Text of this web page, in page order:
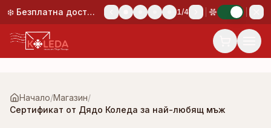
Към основното съдържание
❄️ Безплатна доставка при поръчка над 50,00 €! 1/4
Начало/Магазин/
Сертификат от Дядо Коледа за най-любящ мъж